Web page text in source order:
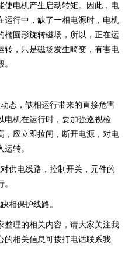
使电机产生启动转矩。因此，电
运行中，缺了一相电源时，电机
椭圆形旋转磁场，所以，正在运
转，只是磁场发生畸变，有害电
。
，缺相运行带来的直接危害
电机在运行时，要加强巡视检
，应立即拉闸，断开电源，对电
转。
电线路，控制开关，元件的
相保护线路。
理的相关内容，请大家关注我
的相关信息可拨打电话联系我